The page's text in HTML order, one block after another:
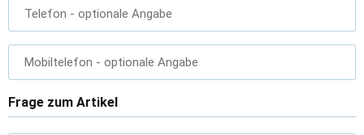
Telefon - optionale Angabe
Mobiltelefon - optionale Angabe
Frage zum Artikel